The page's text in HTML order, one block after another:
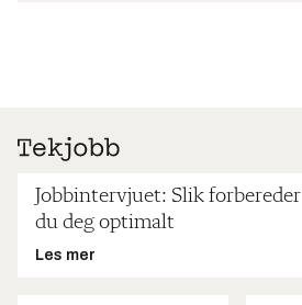
Jobbintervjuet: Slik forbereder
du deg optimalt
Les mer